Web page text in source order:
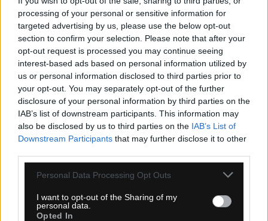
processing of your personal or sensitive information for
targeted advertising by us, please use the below opt-out
section to confirm your selection. Please note that after your
opt-out request is processed you may continue seeing
interest-based ads based on personal information utilized by
us or personal information disclosed to third parties prior to
your opt-out. You may separately opt-out of the further
disclosure of your personal information by third parties on the
IAB’s list of downstream participants. This information may
also be disclosed by us to third parties on the IAB’s List of
Downstream Participants that may further disclose it to other
Personal Data Processing Opt Outs
I want to opt-out of the Sharing of my
personal data.
Opted In
Slnečné okuliare uvex sportstyle 204 sú súčasťou najnovšej
uvex kolekcie navrhnutej pre ženy ako aj mužov (unisex) .
Tento elegantný polorámový model odzrkadľuje aktuálne
trendy v dizajnérskej očnej optike a jeho ...Zobraziť viac
Dostupnosť: Informujte sa
MOC: 19,95 €
14,50 € S DPH